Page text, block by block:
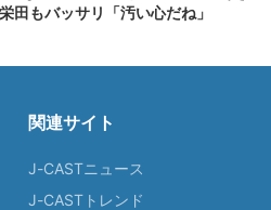
田もバッサリ「汚い心だね」
関連サイト
J-CASTニュース
J-CASTトレンド